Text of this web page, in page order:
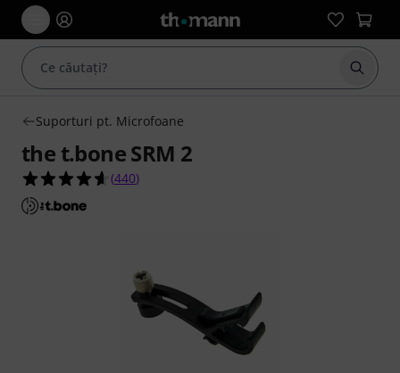
Suporturi pt. Microfoane
the t.bone SRM 2
4.6 din 5 stele din 440 evaluări ale clienților
(440)